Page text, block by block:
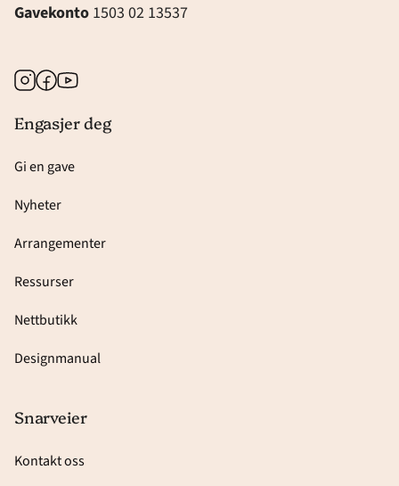
Gavekonto 1503 02 13537
Instagram
Facebook
Youtube
Engasjer deg
Gi en gave
Nyheter
Arrangementer
Ressurser
Nettbutikk
Designmanual
Snarveier
Kontakt oss